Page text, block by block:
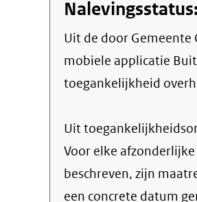
Uit de door Gemeente Capelle aan den IJssel gepubliceerde informatie blijkt dat de
mobiele applicatie
toegankelijkheid
Uit
Voor elke
beschreven, zijn
een concrete datum